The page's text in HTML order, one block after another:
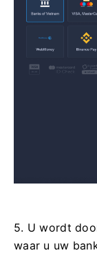
5. U wordt
waar u uw